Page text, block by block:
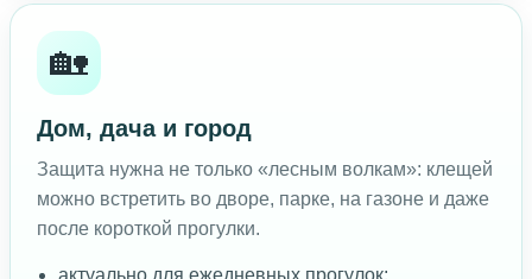
🏡
Дом, дача и город
Защита нужна не только «лесным волкам»: клещей
можно встретить во дворе, парке, на газоне и даже
после короткой прогулки.
актуально для ежедневных прогулок;